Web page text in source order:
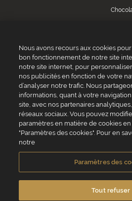
Servizio clienti
0039 02 82 94 01 46
Da lunedì a venerdì dalle 8.30 alle 17.30
VALRHONA SAS - 12 Avenue PRESIDENT
Condizioni generali di vendita
Informativa sulla privacy
Nous avons recours aux cookies
bon fonctionnement de notre site
notre site internet, pour
nos publicités en fonction de votre
d’analyser notre trafic. Nous
informations, quant à votre
site, avec nos partenaires
réseaux sociaux. Vous pouvez
paramètres en matière de cookies
"Paramètres des cookies". Pour en
notre
Paramètres des
Tout refuser